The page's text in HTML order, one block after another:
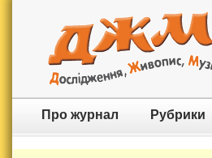
Про журнал Рубрики